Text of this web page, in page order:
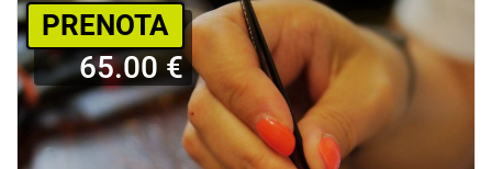
PRENOTA
65.00 €